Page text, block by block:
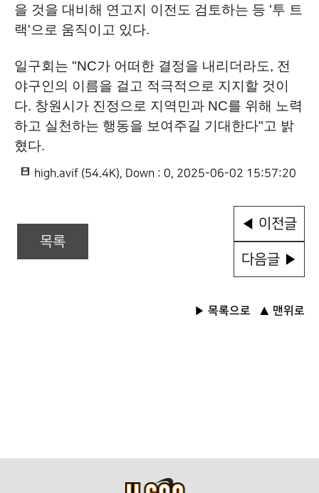
을 것을 대비해 연고지 이전도 검토하는 등 '투 트
랙'으로 움직이고 있다.
일구회는 "NC가 어떠한 결정을 내리더라도, 전
야구인의 이름을 걸고 적극적으로 지지할 것이
다. 창원시가 진정으로 지역민과 NC를 위해 노력
하고 실천하는 행동을 보여주길 기대한다"고 밝
혔다.
high.avif (54.4K), Down : 0, 2025-06-02 15:57:20
목록
◀ 이전글
다음글 ▶
▶ 목록으로 ▲ 맨위로